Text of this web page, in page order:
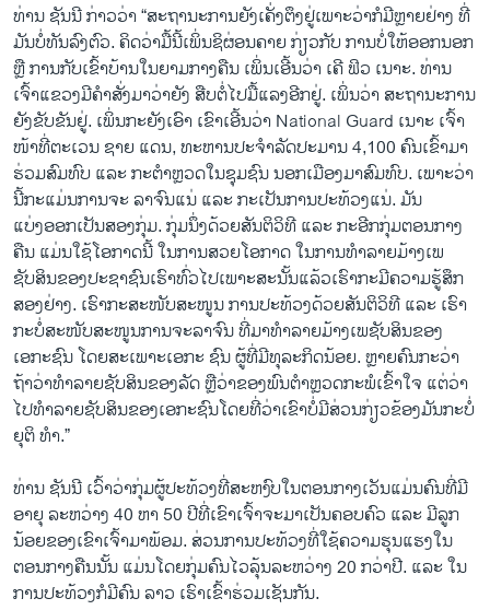
ທ່ານ ຊັນນີ ກ່າວວ່າ “ສະຖານະການຍັງເຄັ່ງຕຶງຢູ່ເພາະວ່າກໍມີຫຼາຍຢ່າງ ທີ່
ມັນບໍ່ທັນລົງຕົວ. ຄິດວ່າມື້ນີ້ເພິ່ນຊິຜ່ອນຄາຍ ກ່ຽວກັບ ການບໍ່ໃຫ້ອອກນອກ
ຫຼື ການກັບເຂົ້າບ້ານໃນຍາມກາງຄືນ ເພິ່ນເອີ້ນວ່າ ເຄີ ຟິວ ເນາະ. ທ່ານ
ເຈົ້າແຂວງມີຄຳສັ່ງມາວ່າຍັງ ສືບຕໍ່ໄປມື້ແລງອີກຢູ່. ເພິ່ນວ່າ ສະຖານະການ
ຍັງຂັບຂັນຢູ່. ເພິ່ນກະຍັງເອົາ ເຂົາເອີ້ນວ່າ National Guard ເນາະ ເຈົ້າ
ໜ້າທີ່ຕະເວນ ຊາຍ ແດນ, ທະຫານປະຈຳລັດປະມານ 4,100 ຄົນເຂົ້າມາ
ຮ່ວມສົມທົບ ແລະ ກະຕຳຫຼວດໃນຊຸມຊົນ ນອກເມືອງມາສົມທົບ. ເພາະວ່າ
ນີ້ກະແມ່ນການຈະ ລາຈົນແນ່ ແລະ ກະເປັນການປະທ້ວງແນ່. ມັນ
ແບ່ງອອກເປັນສອງກຸ່ມ. ກຸ່ມນຶ່ງດ້ວຍສັນຕິວິທີ ແລະ ກະອີກກຸ່ມຕອນກາງ
ຄືນ ແມ່ນໃຊ້ໂອກາດນີ້ ໃນການສວຍໂອກາດ ໃນການທຳລາຍມ້າງເພ
ຊັບສິນຂອງປະຊາຊົນເຮົາທົ່ວໄປເພາະສະນັ້ນແລ້ວເຮົາກະມີຄວາມຮູ້ສຶກ
ສອງຢ່າງ. ເຮົາກະສະໜັບສະໜູນ ການປະທ້ວງດ້ວຍສັນຕິວິທີ ແລະ ເຮົາ
ກະບໍ່ສະໜັບສະໜູນການຈະລາຈົນ ທີ່ມາທຳລາຍມ້າງເພຊັບສິນຂອງ
ເອກະຊົນ ໂດຍສະເພາະເອກະ ຊົນ ຜູ້ທີ່ມີທຸລະກິດນ້ອຍ. ຫຼາຍຄົນກະວ່າ
ຖ້າວ່າທຳລາຍຊັບສິນຂອງລັດ ຫຼືວ່າຂອງພົນຕຳຫຼວດກະພໍເຂົ້າໃຈ ແຕ່ວ່າ
ໄປທຳລາຍຊັບສິນຂອງເອກະຊົນໂດຍທີ່ວ່າເຂົາບໍ່ມີສ່ວນກ່ຽວຂ້ອງມັນກະບໍ່
ຍຸຕິ ທຳ.”
ທ່ານ ຊັນນີ ເວົ້າວ່າກຸ່ມຜູ້ປະທ້ວງທີ່ສະຫງົບໃນຕອນກາງເວັນແມ່ນຄົນທີ່ມີ
ອາຍຸ ລະຫວ່າງ 40 ຫາ 50 ປີທີ່ເຂົາເຈົ້າຈະມາເປັນຄອບຄົວ ແລະ ມີລູກ
ນ້ອຍຂອງເຂົາເຈົ້າມາພ້ອມ. ສ່ວນການປະທ້ວງທີ່ໃຊ້ຄວາມຮຸນແຮງໃນ
ຕອນກາງຄືນນັ້ນ ແມ່ນໂດຍກຸ່ມຄົນໄວລຸ້ນລະຫວ່າງ 20 ກວ່າປີ. ແລະ ໃນ
ການປະທ້ວງກໍມີຄົນ ລາວ ເຮົາເຂົ້າຮ່ວມເຊັນກັນ.